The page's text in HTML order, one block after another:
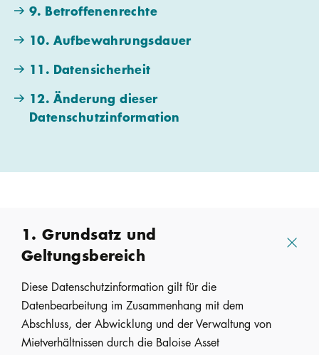
9. Betroffenenrechte
10. Aufbewahrungsdauer
11. Datensicherheit
12. Änderung dieser
Datenschutzinformation
1. Grundsatz und
Geltungsbereich
Diese Datenschutzinformation gilt für die
Datenbearbeitung im Zusammenhang mit dem
Abschluss, der Abwicklung und der Verwaltung von
Mietverhältnissen durch die Baloise Asset